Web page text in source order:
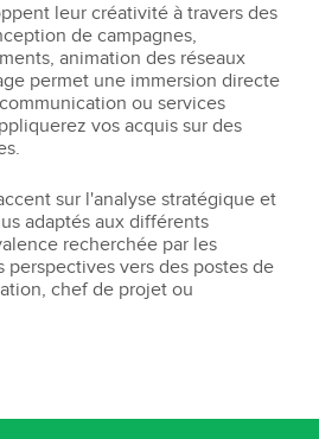
leur créativité à travers des
de campagnes,
animation des réseaux
permet une immersion directe
ou services
vos acquis sur des
sur l'analyse stratégique et
adaptés aux différents
recherchée par les
perspectives vers des postes de
chef de projet ou